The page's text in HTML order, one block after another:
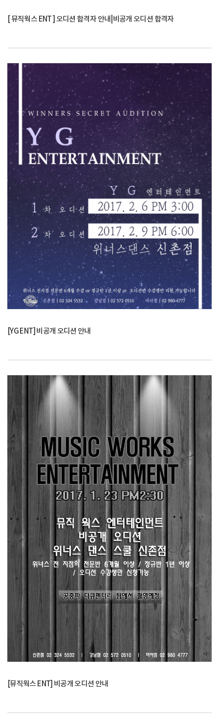
[ 뮤직웍스 ENT ] 오디션 합격자 안내|비공개 오디션 합격자
[YG ENT] 비공개 오디션 안내
[뮤직웍스 ENT] 비공개 오디션 안내